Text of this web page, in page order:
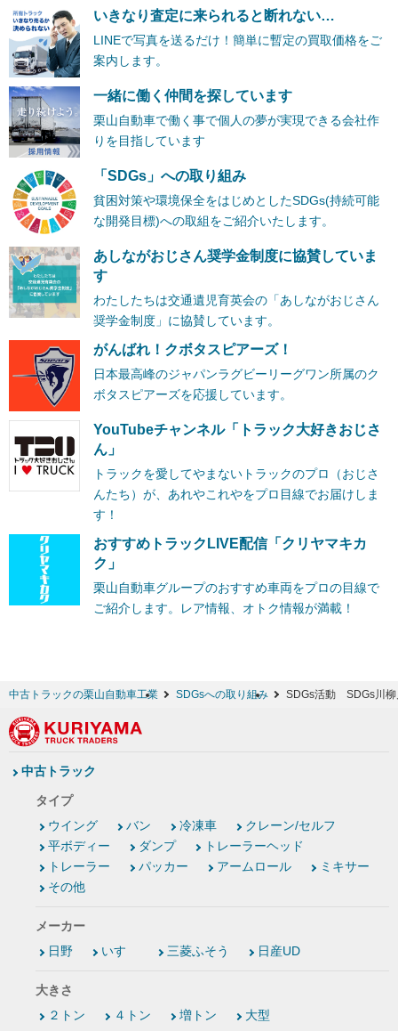
いきなり査定に来られると断れない…
LINEで写真を送るだけ！簡単に暫定の買取価格をご
案内します。
一緒に働く仲間を探しています
栗山自動車で働く事で個人の夢が実現できる会社作
りを目指しています
「SDGs」への取り組み
貧困対策や環境保全をはじめとしたSDGs(持続可能
な開発目標)への取組をご紹介いたします。
あしながおじさん奨学金制度に協賛していま
す
わたしたちは交通遺児育英会の「あしながおじさん
奨学金制度」に協賛しています。
がんばれ！クボタスピアーズ！
日本最高峰のジャパンラグビーリーグワン所属のク
ボタスピアーズを応援しています。
YouTubeチャンネル「トラック大好きおじさ
ん」
トラックを愛してやまないトラックのプロ（おじさ
んたち）が、あれやこれやをプロ目線でお届けしま
す！
おすすめトラックLIVE配信「クリヤマキカ
ク」
栗山自動車グループのおすすめ車両をプロの目線で
ご紹介します。レア情報、オトク情報が満載！
中古トラックの栗山自動車工業 SDGsへの取り組み SDGs活動 SDGs川柳
中古トラック
タイプ
ウイング
バン 冷凍車
クレーン/セルフ
平ボディー
ダンプ
トレーラーヘッド
トレーラー
パッカー アームロール
ミキサー
その他
メーカー
日野
いすゞ 三菱ふそう 日産UD
大きさ
２トン
４トン 増トン 大型